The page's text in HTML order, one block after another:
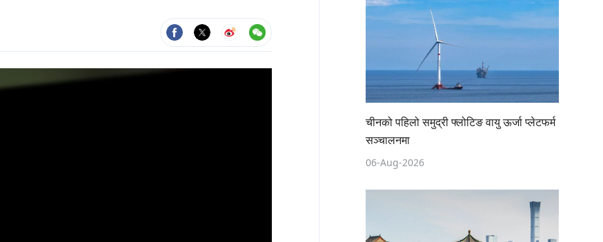
चीनको पहिलो समुद्री फ्लोटिङ वायु ऊर्जा प्लेटफर्म
सञ्चालनमा
06-Aug-2026